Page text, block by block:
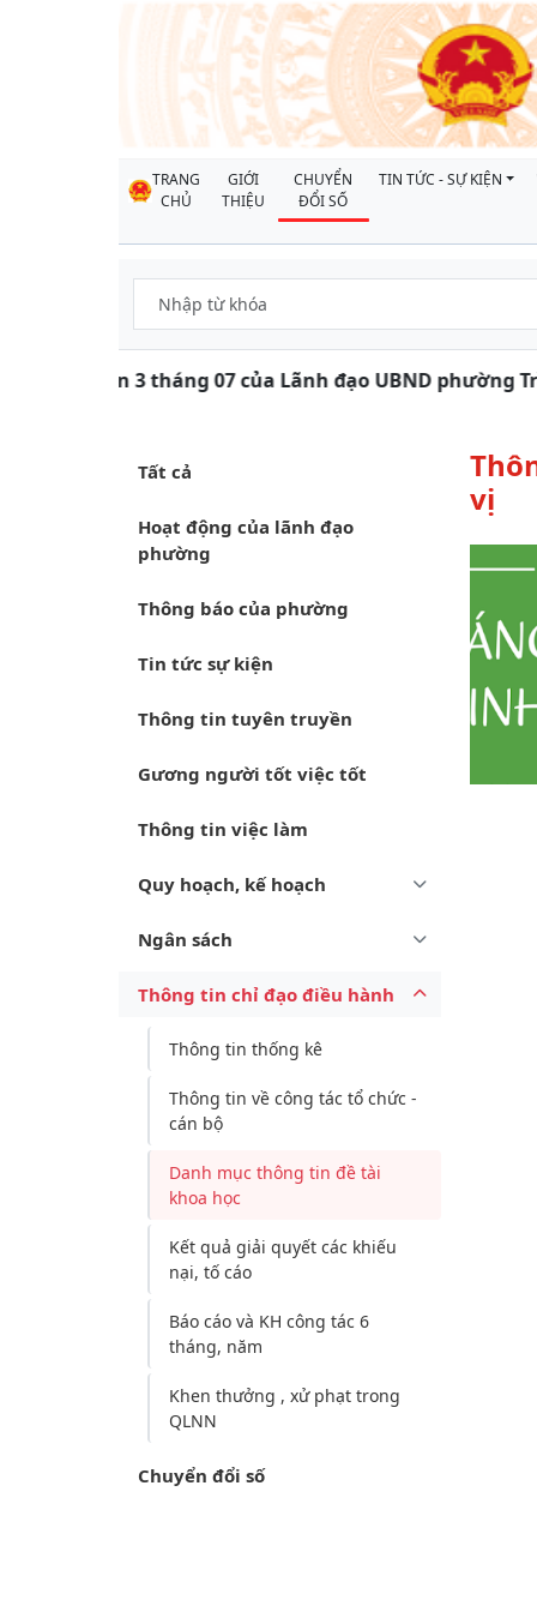
TRANG
CHỦ
GIỚI
THIỆU
CHUYỂN
ĐỔI SỐ
TIN TỨC - SỰ KIỆN
kỳ tuần 3 tháng 07 của Lãnh đạo UBND phường
Tất cả
Hoạt động của lãnh đạo
phường
Thông báo của phường
Tin tức sự kiện
Thông tin tuyên truyền
Gương người tốt việc tốt
Thông tin việc làm
Quy hoạch, kế hoạch
Ngân sách
Thông tin chỉ đạo điều hành
Thông tin thống kê
Thông tin về công tác tổ chức -
cán bộ
Danh mục thông tin đề tài
khoa học
Kết quả giải quyết các khiếu
nại, tố cáo
Báo cáo và KH công tác 6
tháng, năm
Khen thưởng , xử phạt trong
QLNN
Chuyển đổi số
vị